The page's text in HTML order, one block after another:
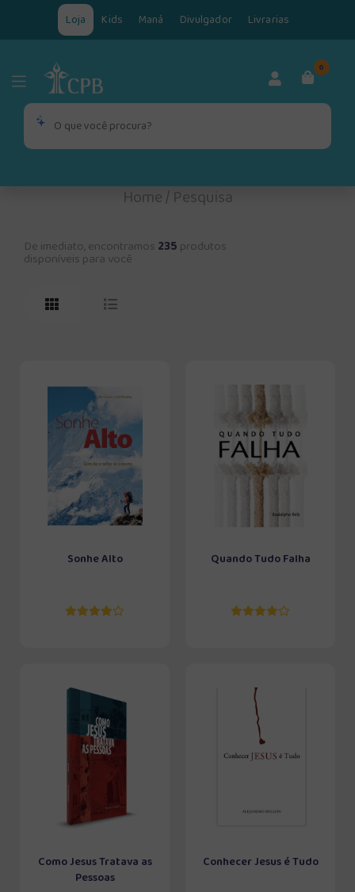
Loja Kids Maná Divulgador Livrarias
0
Home/Pesquisa
De imediato, encontramos 235 produtos
disponíveis para você
Sonhe Alto Quando Tudo Falha
Como Jesus Tratava as
Pessoas
Conhecer Jesus é Tudo